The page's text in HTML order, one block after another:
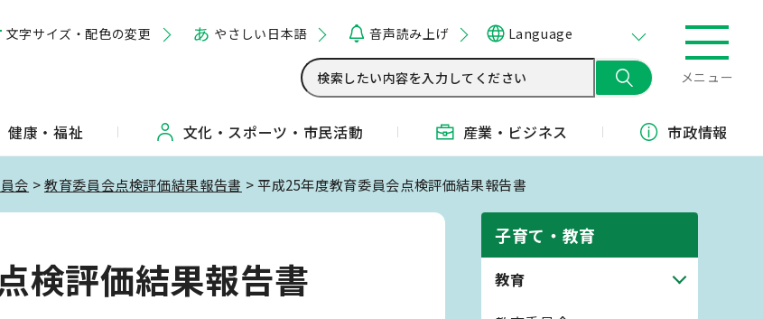
文字サイズ・配色の変更 やさしい日本語 音声読み上げ Language
メニュー
健康・福祉 文化・ スポーツ・ 市民活動 産業・ ビジネス 市政情報
会 >教育委員会点検評価結果報告書 > 平成25年度教育委員会点検評価結果報告書
検評価結果報告書
子育て・教育
教育